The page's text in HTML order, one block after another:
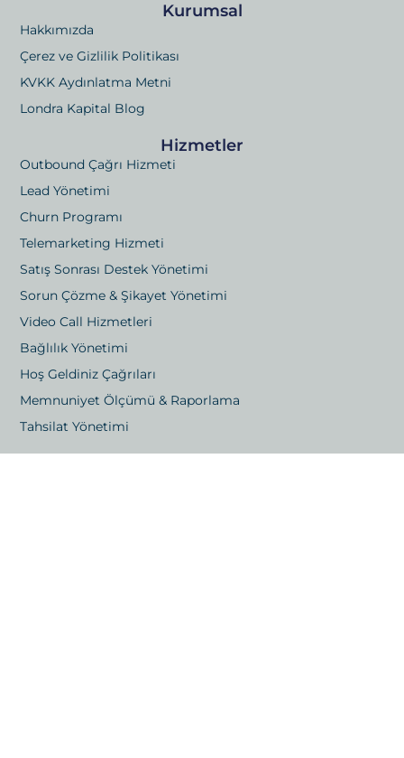
Hizmetler
Outbound Çağrı Hizmeti
Lead Yönetimi
Churn Programı
Telemarketing Hizmeti
Satış Sonrası Destek Yönetimi
Sorun Çözme & Şikayet Yönetimi
Video Call Hizmetleri
Bağlılık Yönetimi
Hoş Geldiniz Çağrıları
Memnuniyet Ölçümü & Raporlama
Tahsilat Yönetimi
Kurumsal
Hakkımızda
Çerez ve Gizlilik Politikası
KVKK Aydınlatma Metni
Londra Kapital Blog